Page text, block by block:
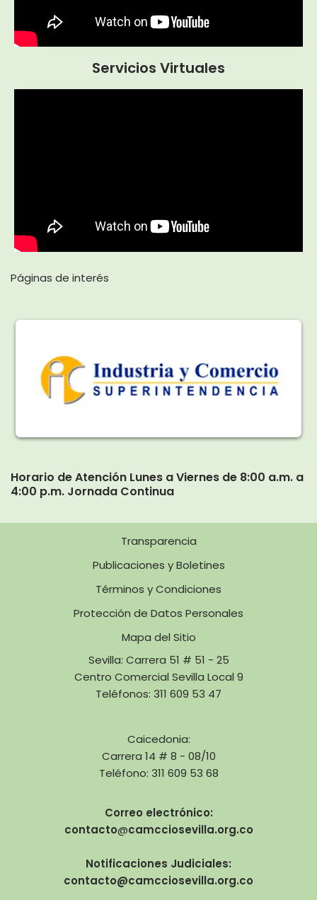
Servicios Virtuales
Páginas de interés
Horario de Atención Lunes a Viernes de 8:00 a.m. a
4:00 p.m. Jornada Continua
Transparencia
Publicaciones y Boletines
Términos y Condiciones
Protección de Datos Personales
Mapa del Sitio
Sevilla: Carrera 51 # 51 - 25
Centro Comercial Sevilla Local 9
Teléfonos: 311 609 53 47
Caicedonia:
Carrera 14 # 8 - 08/10
Teléfono: 311 609 53 68
Correo electrónico:
contacto@camcciosevilla.org.co
Notificaciones Judiciales:
contacto@camcciosevilla.org.co